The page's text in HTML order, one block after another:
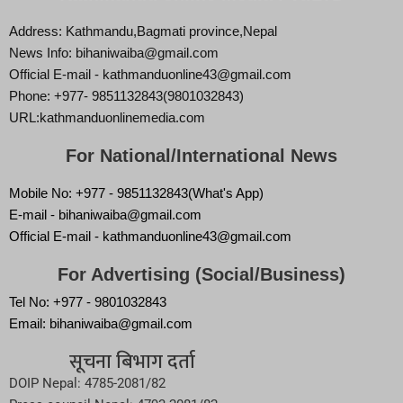
Address: Kathmandu,Bagmati province,Nepal
News Info: bihaniwaiba@gmail.com
Official E-mail - kathmanduonline43@gmail.com
Phone: +977- 9851132843(9801032843)
URL:kathmanduonlinemedia.com
For National/International News
Mobile No: +977 - 9851132843(What's App)
E-mail - bihaniwaiba@gmail.com
Official E-mail - kathmanduonline43@gmail.com
For Advertising (Social/Business)
Tel No: +977 - 9801032843
Email: bihaniwaiba@gmail.com
सूचना बिभाग दर्ता
DOIP Nepal: 4785-2081/82